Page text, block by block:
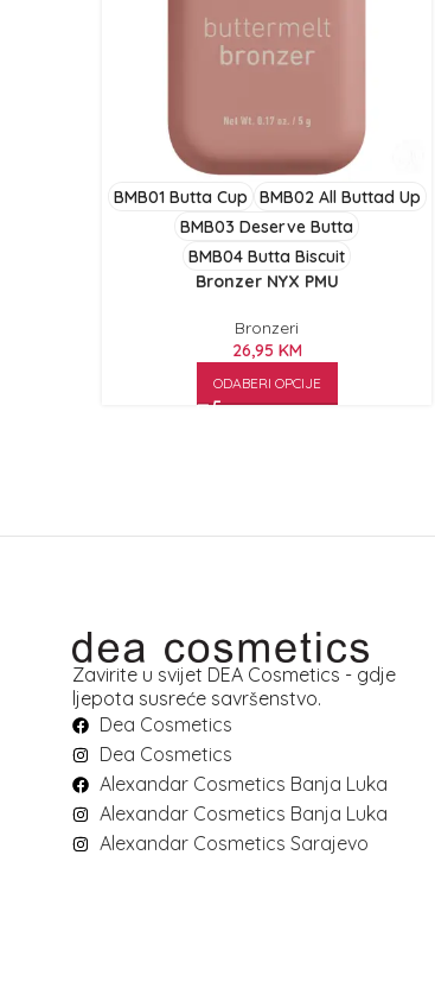
BMB01 Butta Cup
BMB02 All Buttad Up
BMB03 Deserve Butta
BMB04 Butta Biscuit
Bronzer NYX PMU
Bronzeri
26,95 KM
ODABERI OPCIJE
Zavirite u svijet DEA Cosmetics - gdje
ljepota susreće savršenstvo.
Dea Cosmetics
Dea Cosmetics
Alexandar Cosmetics Banja Luka
Alexandar Cosmetics Banja Luka
Alexandar Cosmetics Sarajevo